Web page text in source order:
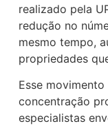
realizado pela
redução no
mesmo tempo,
propriedades
Esse
concentração
especialistas